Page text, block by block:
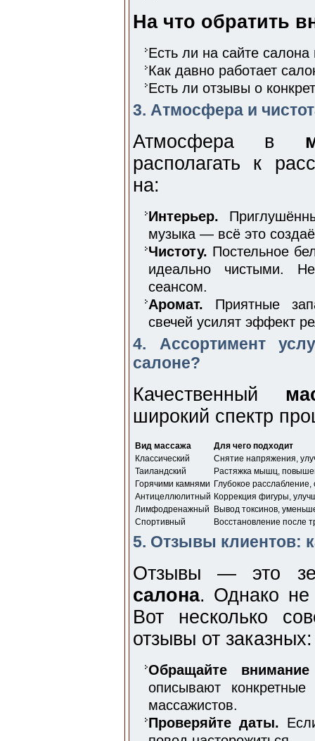
На что обратить
Есть ли на сайте
Как давно работает
Есть ли отзывы о
3. Атмосфера и
Атмосфера в
располагать к
на:
Интерьер.
музыка — всё это
Чистоту. Постельное
идеально чистыми.
сеансом.
Аромат. Приятные
свечей усилят эффект
4. Ассортимент
салоне?
Качественный
широкий спектр
Вид массажа
Для чего подходит
Классический
Снятие напряжения,
Таиландский
Растяжка мышц,
Горячими камнями Глубокое
Антицеллюлитный Коррекция фигуры,
Лимфодренажный
Вывод токсинов,
Спортивный
Восстановление после
5. Отзывы клиентов:
Отзывы — это
салона. Однако не
Вот несколько
отзывы от заказных:
Обращайте
описывают
массажистов.
Проверяйте даты.